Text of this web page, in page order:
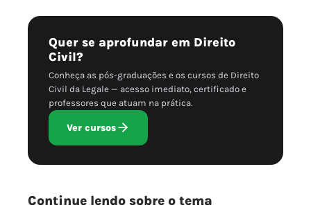
Quer se aprofundar em Direito
Civil?
Conheça as pós-graduações e os cursos de Direito
Civil da Legale — acesso imediato, certificado e
professores que atuam na prática.
Ver cursos
Continue lendo sobre o tema